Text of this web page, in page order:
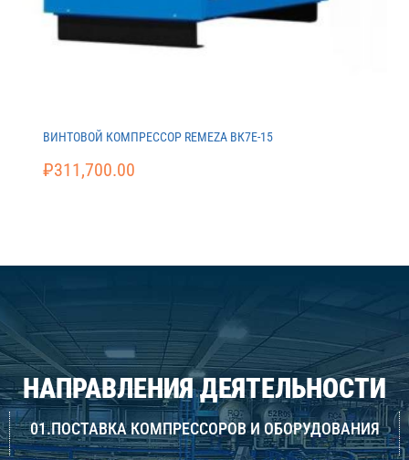
ВИНТОВОЙ КОМПРЕССОР REMEZA ВК7E-15
₽311,700.00
НАПРАВЛЕНИЯ ДЕЯТЕЛЬНОСТИ
01.ПОСТАВКА КОМПРЕССОРОВ И ОБОРУДОВАНИЯ